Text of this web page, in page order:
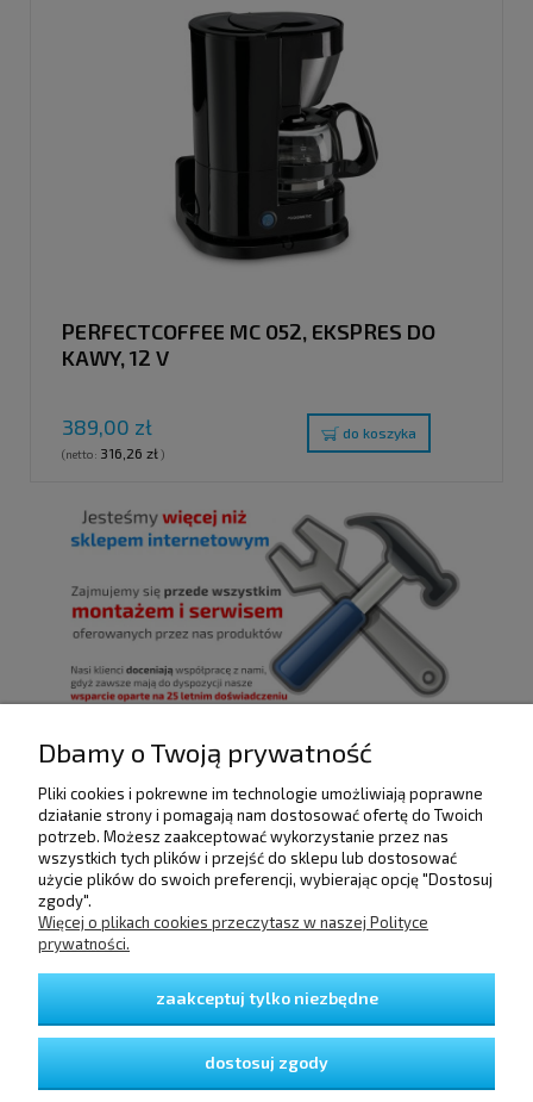
PERFECTCOFFEE MC 052, EKSPRES DO
KAWY, 12 V
389,00 zł
(netto: 316,26 zł)
do koszyka
POMOC
DOSTAWA I PŁATNOŚCI
GWARANCJA I ZWROTY
Dbamy o Twoją prywatność
Pliki cookies i pokrewne im technologie umożliwiają poprawne
działanie strony i pomagają nam dostosować ofertę do Twoich
potrzeb. Możesz zaakceptować wykorzystanie przez nas
wszystkich tych plików i przejść do sklepu lub dostosować
użycie plików do swoich preferencji, wybierając opcję "Dostosuj
zgody".
Więcej o plikach cookies przeczytasz w naszej Polityce
prywatności.
zaakceptuj tylko niezbędne
dostosuj zgody